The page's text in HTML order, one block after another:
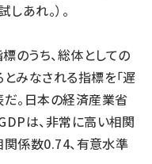
あれ。）。
のうち、総体としての
みなされる指標を「遅
だ。日本の経済産業省
は、非常に高い相関
関係数0.74、有意水準